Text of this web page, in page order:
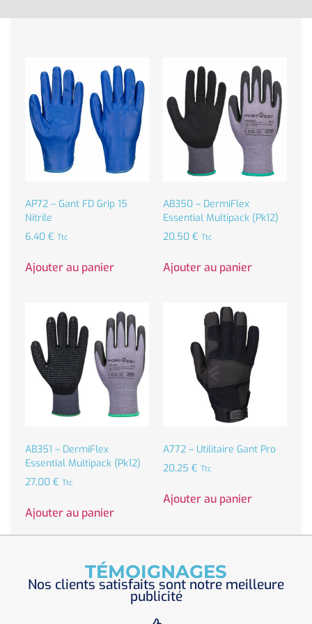
AP72 – Gant FD Grip 15
Nitrile
6,40 € Ttc
Ajouter au panier
AB350 – DermiFlex
Essential Multipack (Pk12)
20,50 € Ttc
Ajouter au panier
AB351 – DermiFlex
Essential Multipack (Pk12)
27,00 € Ttc
Ajouter au panier
A772 – Utilitaire Gant Pro
20,25 € Ttc
Ajouter au panier
TÉMOIGNAGES
Nos clients satisfaits sont notre meilleure
publicité